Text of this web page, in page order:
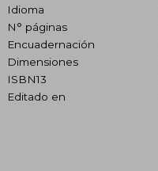
Idioma
N° páginas
Encuadernación
Dimensiones
ISBN13
Editado en